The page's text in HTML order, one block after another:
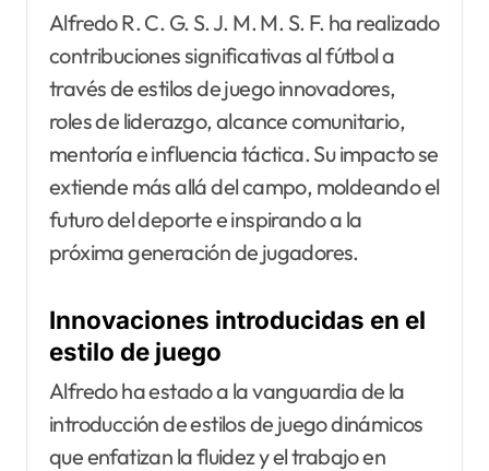
Alfredo R. C. G. S. J. M. M. S. F. ha realizado
contribuciones significativas al fútbol a
través de estilos de juego innovadores,
roles de liderazgo, alcance comunitario,
mentoría e influencia táctica. Su impacto se
extiende más allá del campo, moldeando el
futuro del deporte e inspirando a la
próxima generación de jugadores.
Innovaciones introducidas en el
estilo de juego
Alfredo ha estado a la vanguardia de la
introducción de estilos de juego dinámicos
que enfatizan la fluidez y el trabajo en